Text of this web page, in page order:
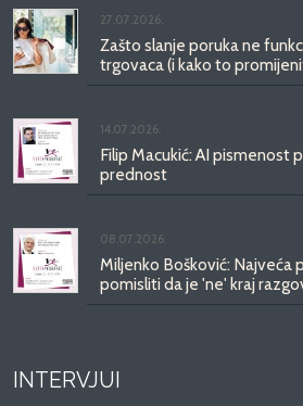
27.07.2026.
Zašto slanje poruka ne
trgovaca (i kako to
14.07.2026.
Filip Macukić: AI pismenost
prednost
08.07.2026.
Miljenko Bošković: Najveća
pomisliti da je 'ne' kraj
INTERVJUI